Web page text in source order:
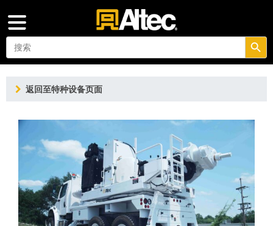
Search
for:
搜索按钮
返回至特种设备页面